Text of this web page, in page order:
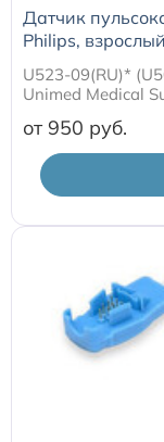
Датчик
Philips,
U523-09(RU)*
Unimed Medical
от 950